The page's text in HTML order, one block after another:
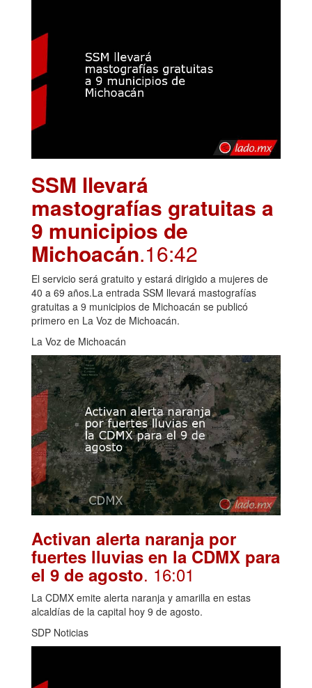
SSM llevará
mastografías gratuitas a
9 municipios de
Michoacán.16:42
El servicio será gratuito y estará dirigido a mujeres de
40 a 69 años.La entrada SSM llevará mastografías
gratuitas a 9 municipios de Michoacán se publicó
primero en La Voz de Michoacán.
La Voz de Michoacán
Activan alerta naranja por
fuertes lluvias en la CDMX para
el 9 de agosto. 16:01
La CDMX emite alerta naranja y amarilla en estas
alcaldías de la capital hoy 9 de agosto.
SDP Noticias